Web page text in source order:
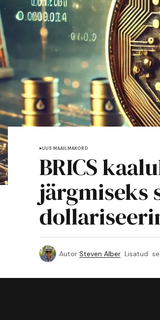
UUS MAAILMAKORD
BRICS
järgmiseks
Autor Steven Alber Lisatud